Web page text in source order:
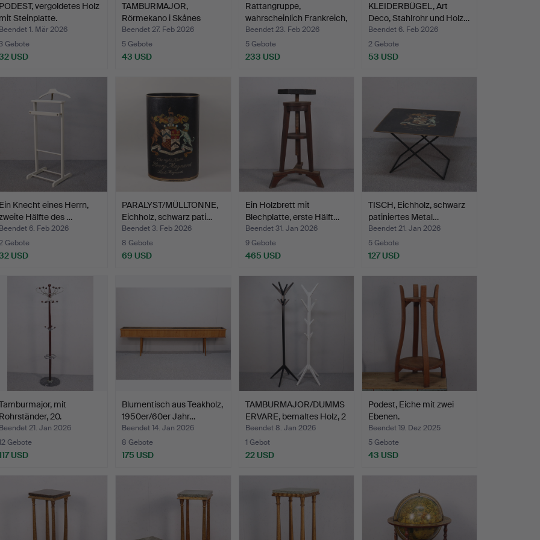
PODEST, vergoldetes Holz
mit Steinplatte.
Beendet 1. Mär 2026
Gebote
USD
TAMBURMAJOR,
Rörmekano i Skånes
Fagerhult …
Beendet 27. Feb 2026
5 Gebote
43 USD
Rattangruppe,
wahrscheinlich Frankreich,
2…
Beendet 23. Feb 2026
5 Gebote
233 USD
KLEIDERBÜGEL, Art
Deco, Stahlrohr und Holz…
Beendet 6. Feb 2026
2 Gebote
53 USD
Ein Knecht eines Herrn,
Hälfte des …
Beendet 6. Feb 2026
Gebote
USD
PARALYST/MÜLLTONNE,
Eichholz, schwarz pati…
Beendet 3. Feb 2026
8 Gebote
69 USD
Ein Holzbrett mit
Blechplatte, erste Hälft…
Beendet 31. Jan 2026
9 Gebote
465 USD
TISCH, Eichholz, schwarz
patiniertes Metal…
Beendet 21. Jan 2026
5 Gebote
127 USD
mit
Rohrständer, 20.
Jahrhund…
Beendet 21. Jan 2026
Gebote
USD
Blumentisch aus Teakholz,
1950er/60er Jahr…
Beendet 14. Jan 2026
8 Gebote
175 USD
TAMBURMAJOR/DUMMS
ERVARE, bemaltes Holz, 2
…
Beendet 8. Jan 2026
1 Gebot
22 USD
Podest, Eiche mit zwei
Ebenen.
Beendet 19. Dez 2025
5 Gebote
43 USD